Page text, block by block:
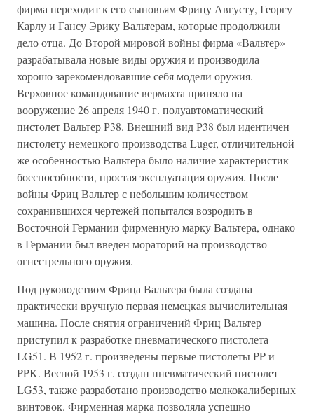
фирма переходит к его сыновьям Фрицу Августу, Георгу
Карлу и Гансу Эрику Вальтерам, которые продолжили
дело отца. До Второй мировой войны фирма «Вальтер»
разрабатывала новые виды оружия и производила
хорошо зарекомендовавшие себя модели оружия.
Верховное командование вермахта приняло на
вооружение 26 апреля 1940 г. полуавтоматический
пистолет Вальтер Р38. Внешний вид Р38 был идентичен
пистолету немецкого производства Luger, отличительной
же особенностью Вальтера было наличие характеристик
боеспособности, простая эксплуатация оружия. После
войны Фриц Вальтер с небольшим количеством
сохранившихся чертежей попытался возродить в
Восточной Германии фирменную марку Вальтера, однако
в Германии был введен мораторий на производство
огнестрельного оружия.
Под руководством Фрица Вальтера была создана
практически вручную первая немецкая вычислительная
машина. После снятия ограничений Фриц Вальтер
приступил к разработке пневматического пистолета
LG51. В 1952 г. произведены первые пистолеты PP и
PPK. Весной 1953 г. создан пневматический пистолет
LG53, также разработано производство мелкокалиберных
винтовок. Фирменная марка позволяла успешно